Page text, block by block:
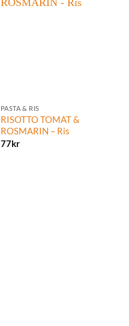
PASTA & RIS
RISOTTO TOMAT &
ROSMARIN – Ris
77kr